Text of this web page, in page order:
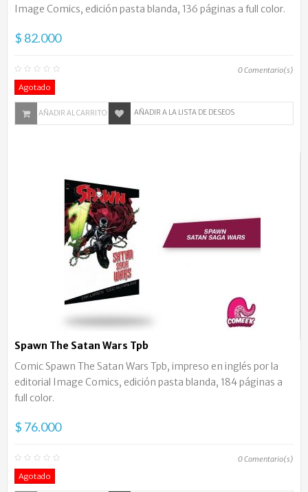
Image Comics, edición pasta blanda, 136 páginas a full color.
$ 82.000
0Comentario(s)
Agotado
AÑADIR AL CARRITO AÑADIR A LA LISTA DE DESEOS
Spawn The Satan Wars Tpb
Comic Spawn The Satan Wars Tpb, impreso en inglés por la
editorial Image Comics, edición pasta blanda, 184 páginas a
full color.
$ 76.000
0Comentario(s)
Agotado